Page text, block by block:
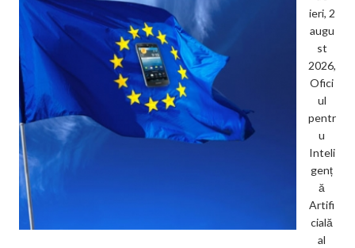
ieri, 2
augu
st
2026,
Ofici
ul
pentr
u
Inteli
genț
ă
Artifi
cială
al